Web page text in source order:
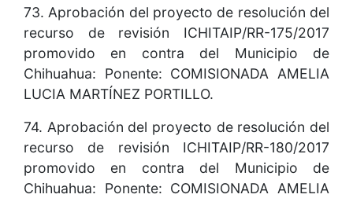
73. Aprobación del proyecto de resolución del
recurso de revisión ICHITAIP/RR-175/2017
promovido en contra del Municipio de
Chihuahua: Ponente: COMISIONADA AMELIA
LUCIA MARTÍNEZ PORTILLO.
74. Aprobación del proyecto de resolución del
recurso de revisión ICHITAIP/RR-180/2017
promovido en contra del Municipio de
Chihuahua: Ponente: COMISIONADA AMELIA